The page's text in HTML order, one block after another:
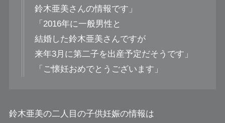
鈴木亜美さんの情報です」
「2016年に一般男性と
結婚した鈴木亜美さんですが
来年3月に第二子を出産予定だそうです」
「ご懐妊おめでとうございます」
鈴木亜美の二人目の子供妊娠の情報は